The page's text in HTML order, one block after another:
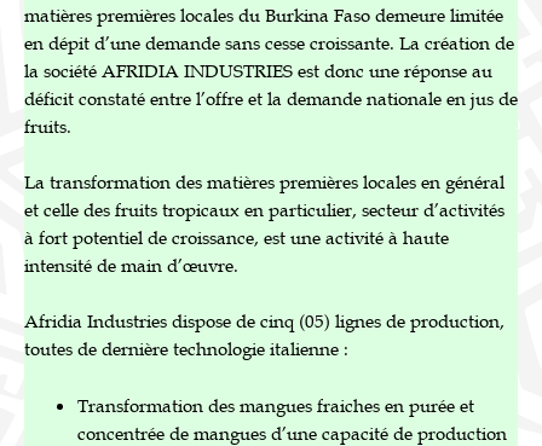
matières premières locales du Burkina Faso demeure limitée
en dépit d’une demande sans cesse croissante. La création de
la société AFRIDIA INDUSTRIES est donc une réponse au
déficit constaté entre l’offre et la demande nationale en jus de
fruits.
La transformation des matières premières locales en général
et celle des fruits tropicaux en particulier, secteur d’activités
à fort potentiel de croissance, est une activité à haute
intensité de main d’œuvre.
Afridia Industries dispose de cinq (05) lignes de production,
toutes de dernière technologie italienne :
Transformation des mangues fraiches en purée et
concentrée de mangues d’une capacité de production